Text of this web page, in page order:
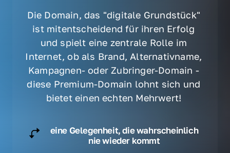
Die Domain, das "digitale Grundstück"
ist mitentscheidend für ihren Erfolg
und spielt eine zentrale Rolle im
Internet, ob als Brand, Alternativname,
Kampagnen- oder Zubringer-Domain -
diese Premium-Domain lohnt sich und
bietet einen echten Mehrwert!
eine Gelegenheit, die wahrscheinlich
nie wieder kommt